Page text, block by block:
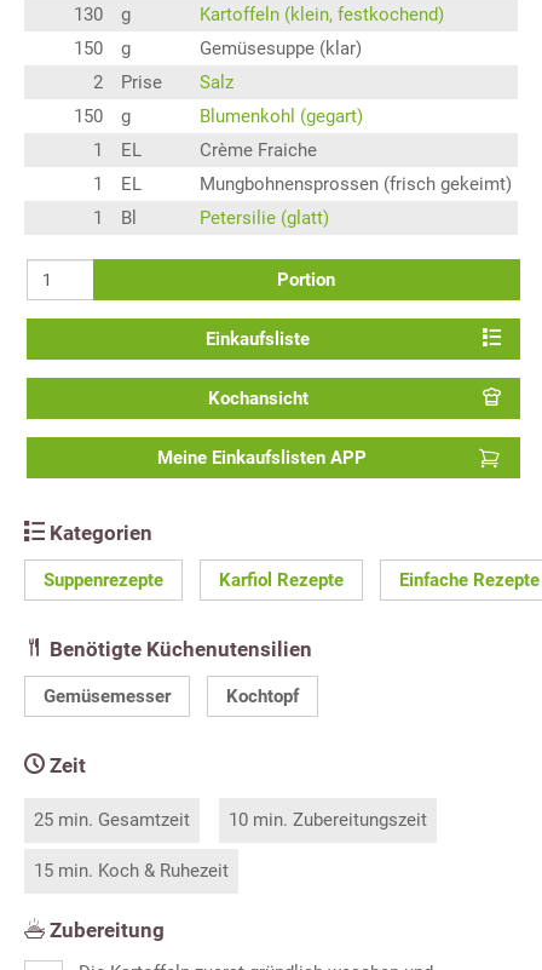
130 g
Kartoffeln (klein, festkochend)
150
g
Gemüsesuppe (klar)
2
Prise
Salz
150
g
Blumenkohl (gegart)
1
EL
Crème Fraiche
1
EL
Mungbohnensprossen (frisch gekeimt)
1
Bl Petersilie (glatt)
Portion
Einkaufsliste
Kochansicht
Meine Einkaufslisten APP
Kategorien
Suppenrezepte Karfiol Rezepte Einfache Rezepte
Benötigte Küchenutensilien
Gemüsemesser Kochtopf
Zeit
25 min. Gesamtzeit 10 min. Zubereitungszeit
15 min. Koch & Ruhezeit
Zubereitung